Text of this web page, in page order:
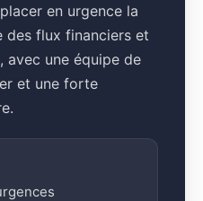
en urgence la
des flux financiers et
avec une équipe de
et une forte